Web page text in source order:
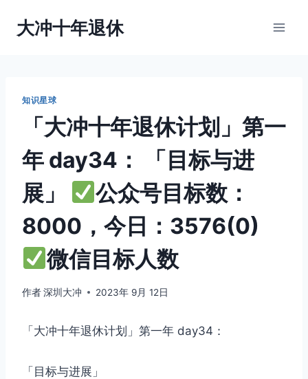
大冲十年退休
知识星球
「大冲十年退休计划」第一
年 day34： 「目标与进
展」
公众号目标数：
8000，今日：3576(0)
微信目标人数
作者深圳大冲 2023年 9月 12日
「大冲十年退休计划」第一年 day34：
「目标与进展」